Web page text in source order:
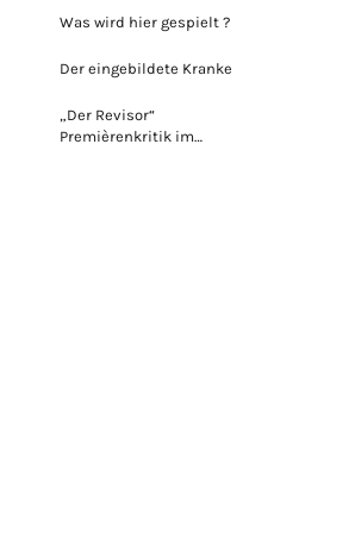
Was wird hier gespielt ?
Der eingebildete Kranke
„Der Revisor“
Premièrenkritik im